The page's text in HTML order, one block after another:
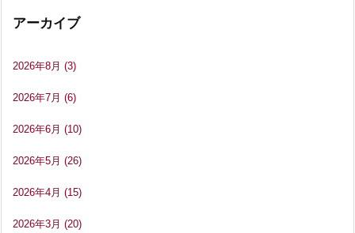
アーカイブ
2026年8月 (3)
2026年7月 (6)
2026年6月 (10)
2026年5月 (26)
2026年4月 (15)
2026年3月 (20)